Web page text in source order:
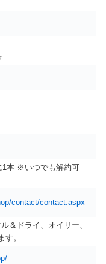
1本 ※いつでも解約可
contact/contact.aspx
＆ドライ、オイリー、
。